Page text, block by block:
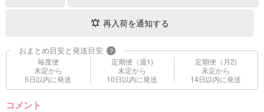
再入荷を通知する
おまとめ目安と発送目安 ?
毎度便
未定から
5日以内に発送
定期便（週1)
未定から
10日以内に発送
定期便（月2)
未定から
14日以内に発送
コメント